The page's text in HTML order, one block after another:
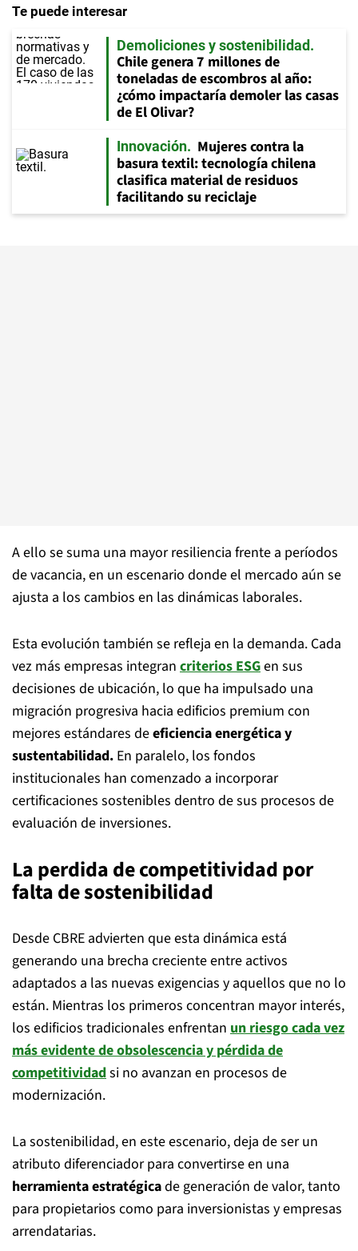
Te puede interesar
Demoliciones y sostenibilidad
Chile genera 7 millones de
toneladas de escombros al año:
¿cómo impactaría demoler las casas
de El Olivar?
Innovación
Mujeres contra la
basura textil: tecnología chilena
clasifica material de residuos
facilitando su reciclaje
A ello se suma una mayor resiliencia frente a períodos
de vacancia, en un escenario donde el mercado aún se
ajusta a los cambios en las dinámicas laborales.
Esta evolución también se refleja en la demanda. Cada
vez más empresas integran criterios ESGen sus
decisiones de ubicación, lo que ha impulsado una
migración progresiva hacia edificios premium con
mejores estándares deeficiencia energética y
sustentabilidad. En paralelo, los fondos
institucionales han comenzado a incorporar
certificaciones sostenibles dentro de sus procesos de
evaluación de inversiones.
La perdida de competitividad por
falta de sostenibilidad
Desde CBRE advierten que esta dinámica está
generando una brecha creciente entre activos
adaptados a las nuevas exigencias y aquellos que no lo
están. Mientras los primeros concentran mayor interés,
los edificios tradicionales enfrentan un riesgo cada vez
más evidente de obsolescencia y pérdida de
competitividadsi no avanzan en procesos de
modernización.
La sostenibilidad, en este escenario, deja de ser un
atributo diferenciador para convertirse en una
herramienta estratégicade generación de valor, tanto
para propietarios como para inversionistas y empresas
arrendatarias.